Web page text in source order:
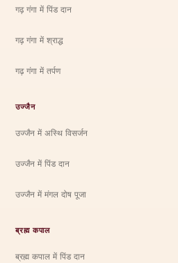
गढ़ गंगा में पिंड दान
गढ़ गंगा में श्राद्ध
गढ़ गंगा में तर्पण
उज्जैन
उज्जैन में अस्थि विसर्जन
उज्जैन में पिंड दान
उज्जैन में मंगल दोष पूजा
ब्रह्म कपाल
ब्रह्म कपाल में पिंड दान